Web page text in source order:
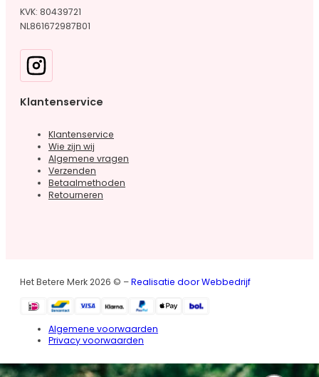
KVK: 80439721
NL861672987B01
Klantenservice
Klantenservice
Wie zijn wij
Algemene vragen
Verzenden
Betaalmethoden
Retourneren
Het Betere Merk 2026 © –Realisatie door Webbedrijf
Algemene voorwaarden
Privacy voorwaarden